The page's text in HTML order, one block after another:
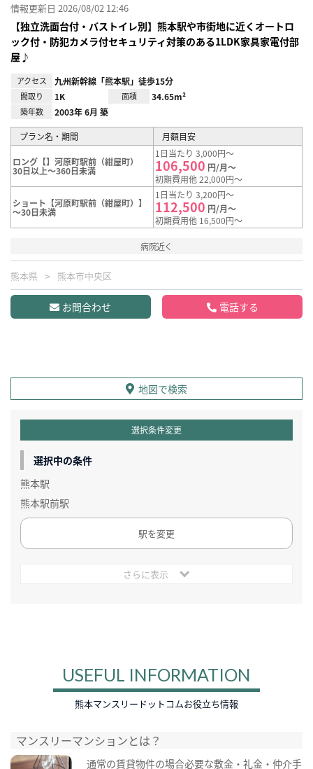
情報更新日 2026/08/02 12:46
【独立洗面台付・バストイレ別】熊本駅や市街地に近くオートロ
ック付・防犯カメラ付セキュリティ対策のある1LDK家具家電付部
屋♪
アクセス 九州新幹線「熊本駅」徒歩15分
間取り 1K 面積 34.65m²
築年数 2003年 6月 築
プラン名・期間 月額目安
ロング【】河原町駅前（紺屋町）
30日以上～360日未満
1日当たり 3,000円～
106,500 円/月～
初期費用他 22,000円～
ショート【河原町駅前（紺屋町）】
～30日未満
1日当たり 3,200円～
112,500 円/月～
初期費用他 16,500円～
病院近く
熊本県 熊本市中央区
お問合わせ 電話する
地図で検索
選択条件変更
選択中の条件
熊本駅
熊本駅前駅
駅を変更
さらに表示
USEFUL INFORMATION
熊本マンスリードットコムお役立ち情報
マンスリーマンションとは？
通常の賃貸物件の場合必要な敷金・礼金・仲介手